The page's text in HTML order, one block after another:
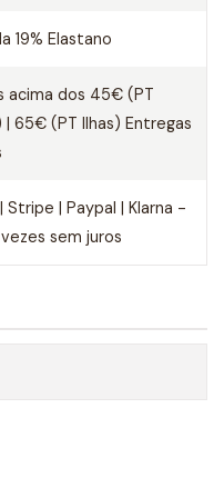
19% Elastano
acima dos 45€ (PT
65€ (PT Ilhas) Entregas
Stripe | Paypal | Klarna -
sem juros